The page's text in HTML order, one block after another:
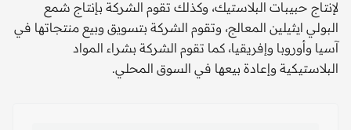
لإنتاج حبيبات البلاستيك، وكذلك تقوم الشركة بإنتاج شمع
البولي ايثيلين المعالج، وتقوم الشركة بتسويق وبيع منتجاتها في
آسيا وأوروبا وإفريقيا، كما تقوم الشركة بشراء المواد
البلاستيكية وإعادة بيعها في السوق المحلي.